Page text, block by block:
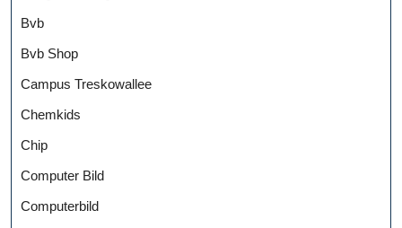
Bvb
Bvb Shop
Campus Treskowallee
Chemkids
Chip
Computer Bild
Computerbild